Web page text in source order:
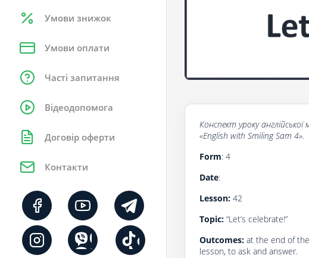
Умови знижок
Умови оплати
Часті запитання
Відеодопомога
Договір оферти
Контакти
Конспект уроку aнглійської
«English with Smiling Sam 4».
Form: 4
Date:
Lesson: 42
Topic: “Let’s celebrate!”
Outcomes: at the end of
lesson, to ask and answer.